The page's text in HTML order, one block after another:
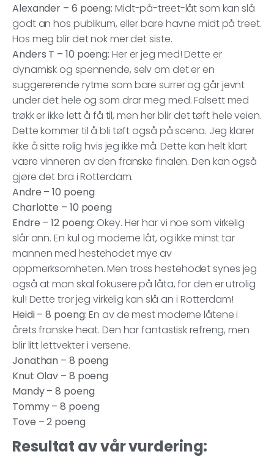
Alexander – 6 poeng: Midt-på-treet-låt som kan slå
godt an hos publikum, eller bare havne midt på treet.
Hos meg blir det nok mer det siste.
Anders T – 10 poeng: Her er jeg med! Dette er
dynamisk og spennende, selv om det er en
suggererende rytme som bare surrer og går jevnt
under det hele og som drar meg med. Falsett med
trøkk er ikke lett å få til, men her blir det tøft hele veien.
Dette kommer til å bli tøft også på scena. Jeg klarer
ikke å sitte rolig hvis jeg ikke må. Dette kan helt klart
være vinneren av den franske finalen. Den kan også
gjøre det bra i Rotterdam.
Andre – 10 poeng
Charlotte – 10 poeng
Endre – 12 poeng: Okey. Her har vi noe som virkelig
slår ann. En kul og moderne låt, og ikke minst tar
mannen med hestehodet mye av
oppmerksomheten. Men tross hestehodet synes jeg
også at man skal fokusere på låta, for den er utrolig
kul! Dette tror jeg virkelig kan slå an i Rotterdam!
Heidi – 8 poeng:En av de mest moderne låtene i
årets franske heat. Den har fantastisk refreng, men
blir litt lettvekter i versene.
Jonathan – 8 poeng
Knut Olav – 8 poeng
Mandy – 8 poeng
Tommy – 8 poeng
Tove – 2 poeng
Resultat av vår vurdering: